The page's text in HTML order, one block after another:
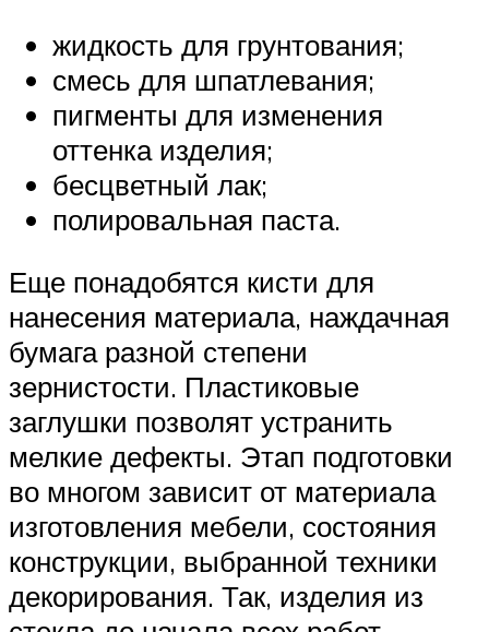
жидкость для грунтования;
смесь для шпатлевания;
пигменты для изменения
оттенка изделия;
бесцветный лак;
полировальная паста.
Еще понадобятся кисти для
нанесения материала, наждачная
бумага разной степени
зернистости. Пластиковые
заглушки позволят устранить
мелкие дефекты. Этап подготовки
во многом зависит от материала
изготовления мебели, состояния
конструкции, выбранной техники
декорирования. Так, изделия из